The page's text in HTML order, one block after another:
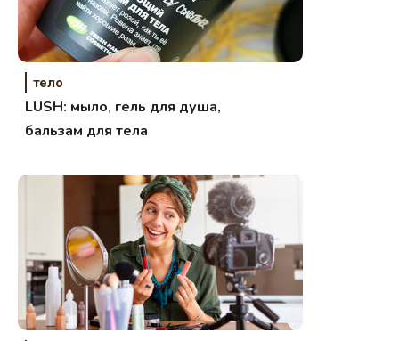
тело
LUSH: мыло, гель для душа,
бальзам для тела